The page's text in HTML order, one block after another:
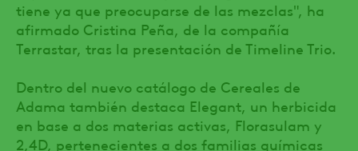
tiene ya que preocuparse de las mezclas", ha
afirmado Cristina Peña, de la compañía
Terrastar, tras la presentación de Timeline Trio.
Dentro del nuevo catálogo de Cereales de
Adama también destaca Elegant, un herbicida
en base a dos materias activas, Florasulam y
2,4D, pertenecientes a dos familias químicas